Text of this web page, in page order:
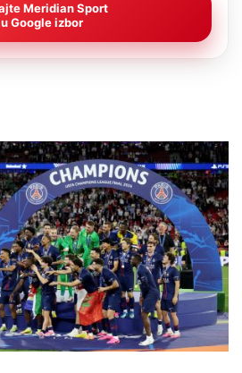
Meridian Sport
u Google izbor